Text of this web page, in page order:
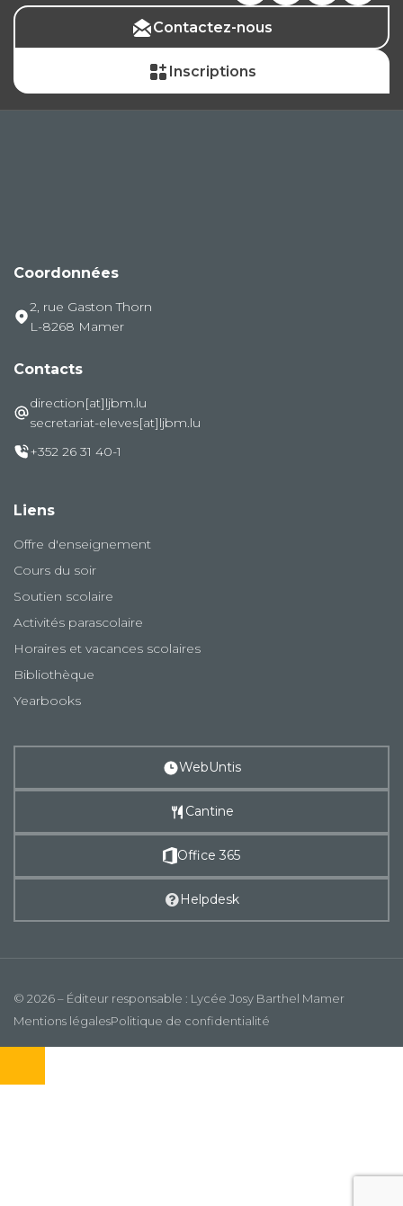
Contactez-nous
Inscriptions
Coordonnées
2, rue Gaston Thorn
L-8268 Mamer
Contacts
direction[at]ljbm.lu
secretariat-eleves[at]ljbm.lu
+352 26 31 40-1
Liens
Offre d'enseignement
Cours du soir
Soutien scolaire
Activités parascolaire
Horaires et vacances scolaires
Bibliothèque
Yearbooks
WebUntis
Cantine
Office 365
Helpdesk
© 2026 – Éditeur responsable : Lycée Josy Barthel Mamer
Mentions légalesPolitique de confidentialité